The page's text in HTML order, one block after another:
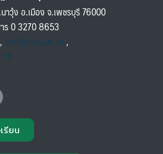
วุ้ง อ.เมือง จ.เพชรบุรี 76000
ร 0 3270 8653
, info@pbru.ac.th,
รียน